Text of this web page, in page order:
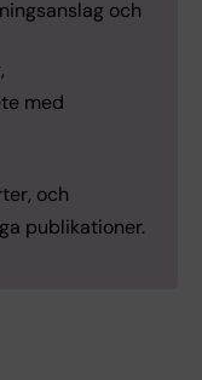
och
med
och
publikationer.